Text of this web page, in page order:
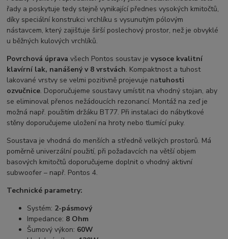
řady a poskytuje tedy stejně vynikající přednes vysokých kmitočtů,
díky speciální konstrukci vrchlíku s vysunutým pólovým
nástavcem, který zajišťuje širší poslechový prostor, než je obvyklé
u běžných kulových vrchlíků.
Povrchová úprava všech Pontos soustav jevysoce kvalitní
klavírní lak, nanášený v 8 vrstvách. Kompaktnost a tuhost
lakované vrstvy se velmi pozitivně projevuje natuhosti
ozvučnice. Doporučujeme soustavy umístit na vhodný stojan, aby
se eliminoval přenos nežádoucích rezonancí. Montáž na zeď je
možná např. použitím držáku BT77. Při instalaci do nábytkové
stěny doporučujeme uložení na hroty nebo tlumící puky.
Soustava je vhodná do menších a středně velkých prostorů. Má
poměrně univerzální použití, při požadavcích na větší objem
basových kmitočtů doporučujeme doplnit o vhodný aktivní
subwoofer – např. Pontos 4.
Technické parametry:
Systém: 2-pásmový
Impedance: 8 Ohm
Šumový výkon: 60W